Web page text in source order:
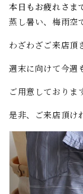
本日もお疲れさま
蒸し暑い、梅雨空
わざわざご来店頂
週末に向けて今週
ご用意しておりま
是非、ご来店頂け